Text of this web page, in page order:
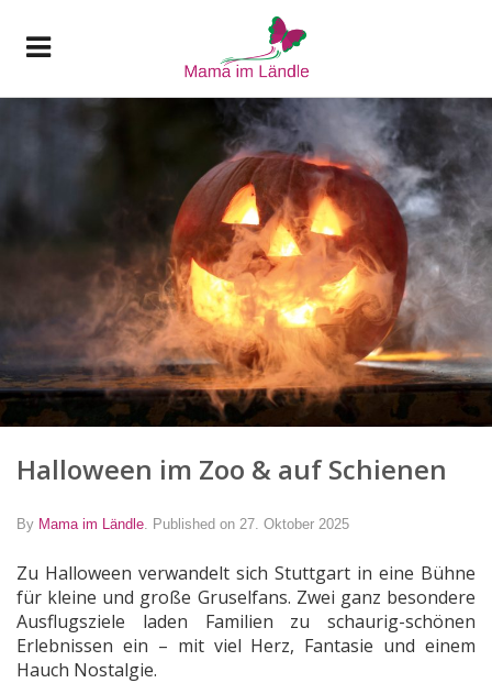
Halloween im Zoo & auf Schienen
By Mama im Ländle Published on 27. Oktober 2025
Zu Halloween verwandelt sich Stuttgart in eine Bühne
für kleine und große Gruselfans. Zwei ganz besondere
Ausflugsziele laden Familien zu schaurig-schönen
Erlebnissen ein – mit viel Herz, Fantasie und einem
Hauch Nostalgie.